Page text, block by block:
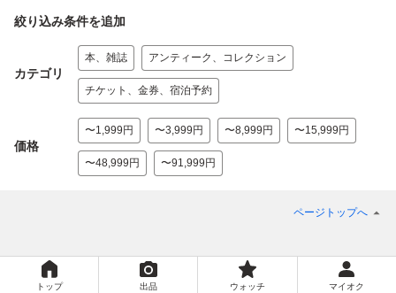
絞り込み条件を追加
カテゴリ
本、雑誌 アンティーク、コレクション
チケット、金券、宿泊予約
価格
〜1,999円 〜3,999円 〜8,999円 〜15,999円
〜48,999円 〜91,999円
ページトップへ
トップ 出品 ウォッチ マイオク